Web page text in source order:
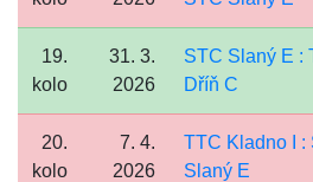
19.
kolo
31. 3.
2026
STC Slaný E :
Dříň C
20.
kolo
7. 4.
2026
TTC Kladno I :
Slaný E